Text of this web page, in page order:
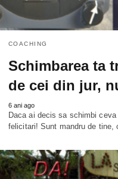
COACHING
Schimbarea ta
de cei din jur,
6 ani ago
Daca ai decis sa schimbi
felicitari! Sunt mandru de tine,